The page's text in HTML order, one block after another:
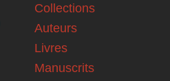
Collections
Auteurs
Livres
Manuscrits